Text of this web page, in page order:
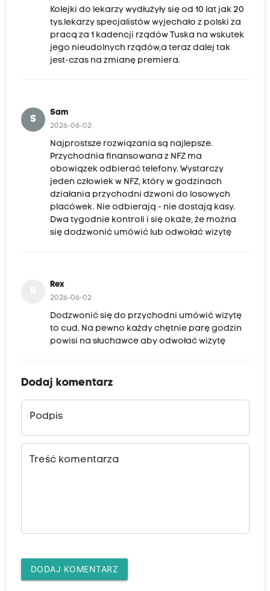
Kolejki do lekarzy wydłużyły się od 10 lat jak 20
tys.lekarzy specjalistów wyjechało z polski za
pracą za 1 kadencji rządów Tuska na wskutek
jego nieudolnych rządów,a teraz dalej tak
jest-czas na zmianę premiera.
S
Sam
2026-06-02
Najprostsze rozwiązania są najlepsze.
Przychodnia finansowana z NFZ ma
obowiązek odbierać telefony. Wystarczy
jeden człowiek w NFZ, który w godzinach
działania przychodni dzwoni do losowych
placówek. Nie odbierają - nie dostają kasy.
Dwa tygodnie kontroli i się okaże, że można
się dodzwonić umówić lub odwołać wizytę
Rex
2026-06-02
Dodzwonić się do przychodni umówić wizytę
to cud. Na pewno każdy chętnie parę godzin
powisi na słuchawce aby odwołać wizytę
Dodaj komentarz
Podpis
Treść komentarza
DODAJ KOMENTARZ